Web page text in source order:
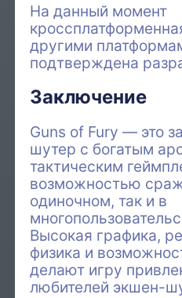
На данный момент
другими
подтверждена
Заключение
Guns of Fury — это
шутер с богатым
тактическим
возможностью
одиночном, так и в
Высокая графика,
физика и
делают игру
любителей экшен-